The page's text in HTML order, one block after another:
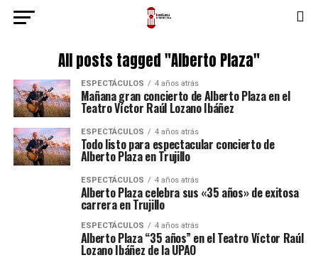
All posts tagged "Alberto Plaza"
ESPECTÁCULOS 4 años atrás
Mañana gran concierto de Alberto Plaza en el
Teatro Víctor Raúl Lozano Ibáñez
ESPECTÁCULOS 4 años atrás
Todo listo para espectacular concierto de
Alberto Plaza en Trujillo
ESPECTÁCULOS 4 años atrás
Alberto Plaza celebra sus «35 años» de exitosa
carrera en Trujillo
ESPECTÁCULOS 4 años atrás
Alberto Plaza “35 años” en el Teatro Víctor Raúl
Lozano Ibáñez de la UPAO